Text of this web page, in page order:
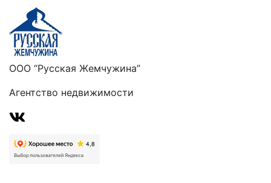
ООО “Русская Жемчужина”
Агентство недвижимости